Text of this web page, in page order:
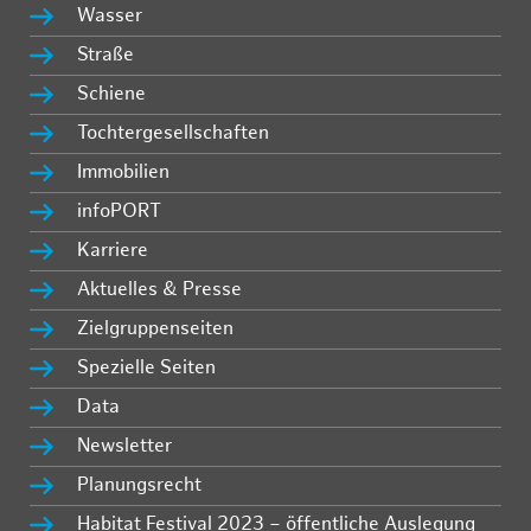
Wasser
Straße
Schiene
Tochtergesellschaften
Immobilien
infoPORT
Karriere
Aktuelles & Presse
Zielgruppenseiten
Spezielle Seiten
Data
Newsletter
Planungsrecht
Habitat Festival 2023 – öffentliche Auslegung